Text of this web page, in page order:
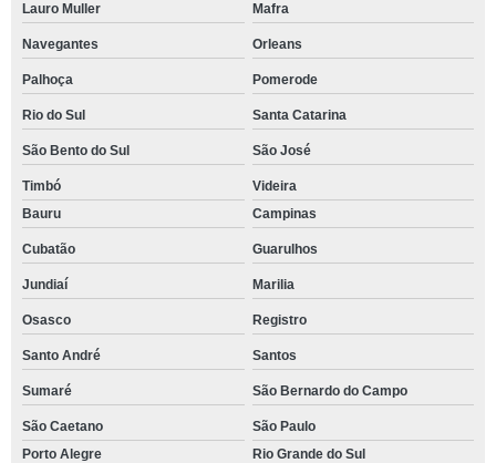
Lauro Muller Mafra
Navegantes Orleans
Palhoça Pomerode
Rio do Sul Santa Catarina
São Bento do Sul São José
Timbó
Videira
Bauru
Campinas
Cubatão Guarulhos
Jundiaí Marilia
Osasco Registro
Santo André Santos
Sumaré São Bernardo do Campo
São Caetano
São Paulo
Porto Alegre
Rio Grande do Sul